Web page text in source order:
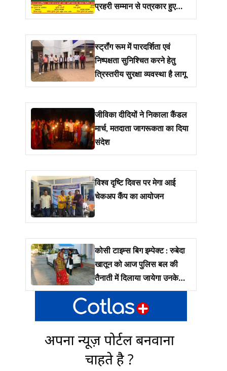
प्रहरी सम्मान से पत्रकार हुए
सम्मानित
स्ट्रॉंग रूम में पारदर्शिता एवं
निष्पक्षता सुनिश्चित करने हेतु
त्रिस्तरीय सुरक्षा व्यवस्था है लागू
जीविका दीदियों ने निकाला कैंडल
मार्च, मतदाता जागरूकता का दिया
संदेश
विश्व दृष्टि दिवस पर मेगा आई
चेकअप कैंप का आयोजन
कोसी टाइम्स बिग इम्पेक्ट : रुबेदा
खातून को आज पुलिस बल की
तैनाती में दिलाया जायेगा उनके
जमीं पर कब्ज़ा